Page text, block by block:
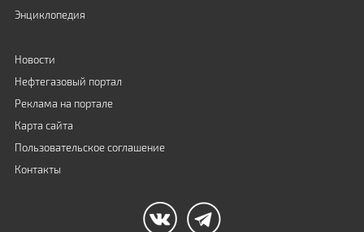
Энциклопедия
Новости
Нефтегазовый портал
Реклама на портале
Карта сайта
Пользовательское соглашение
Контакты